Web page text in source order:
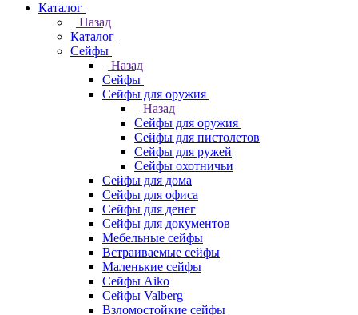
Каталог
Назад
Каталог
Cейфы
Назад
Cейфы
Cейфы для оружия
Назад
Cейфы для оружия
Сейфы для пистолетов
Сейфы для ружей
Сейфы охотничьи
Cейфы для дома
Cейфы для офиса
Сейфы для денег
Сейфы для документов
Мебельные сейфы
Встраиваемые сейфы
Маленькие сейфы
Сейфы Aiko
Сейфы Valberg
Взломостойкие сейфы